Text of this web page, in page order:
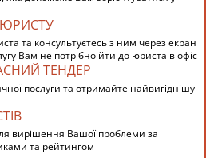
ЮРИСТУ
та консультуєтесь з ним через екран
Вам не потрібно йти до юриста в офіс
ТЕНДЕР
послуги та отримайте найвигіднішу
вирішення Вашої проблеми за
та рейтингом